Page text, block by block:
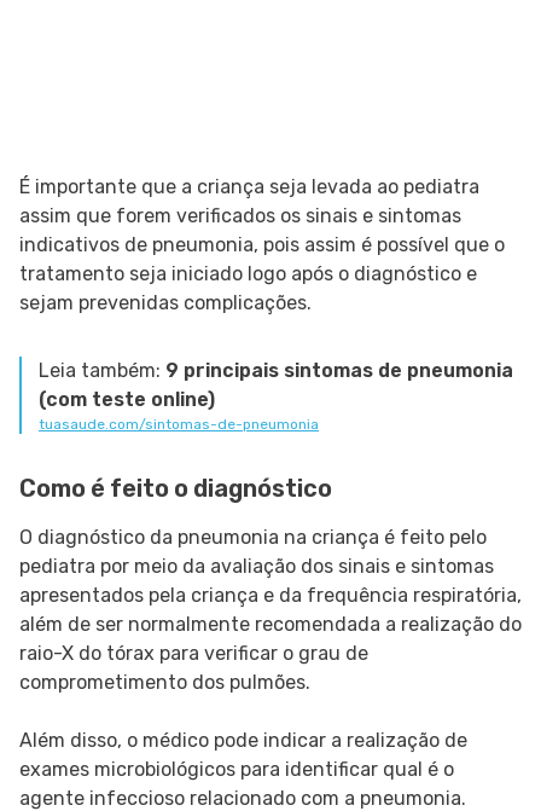
É importante que a criança seja levada ao pediatra
assim que forem verificados os sinais e sintomas
indicativos de pneumonia, pois assim é possível que o
tratamento seja iniciado logo após o diagnóstico e
sejam prevenidas complicações.
Leia também: 9 principais sintomas de pneumonia
(com teste online)
tuasaude.com/sintomas-de-pneumonia
Como é feito o diagnóstico
O diagnóstico da pneumonia na criança é feito pelo
pediatra por meio da avaliação dos sinais e sintomas
apresentados pela criança e da frequência respiratória,
além de ser normalmente recomendada a realização do
raio-X do tórax para verificar o grau de
comprometimento dos pulmões.
Além disso, o médico pode indicar a realização de
exames microbiológicos para identificar qual é o
agente infeccioso relacionado com a pneumonia.